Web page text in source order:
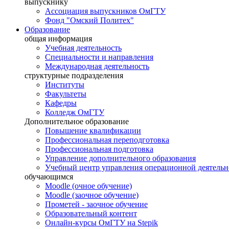
выпускнику
Ассоциация выпускников ОмГТУ
Фонд "Омский Политех"
Образование
общая информация
Учебная деятельность
Специальности и направления
Международная деятельность
структурные подразделения
Институты
Факультеты
Кафедры
Колледж ОмГТУ
Дополнительное образование
Повышение квалификации
Профессиональная переподготовка
Профессиональная подготовка
Управление дополнительного образования
Учебный центр управления операционной
обучающимся
Moodle (очное обучение)
Moodle (заочное обучение)
Прометей - заочное обучение
Образовательный контент
Онлайн-курсы ОмГТУ на Stepik